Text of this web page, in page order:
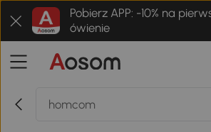
Pobierz APP: -10% na
ówienie